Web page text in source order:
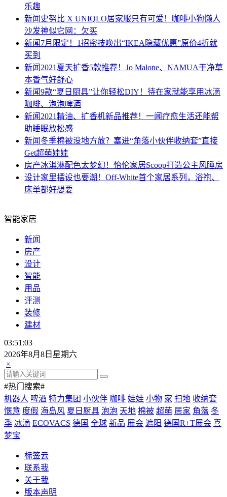
乐趣
新闻 史努比 X UNIQLO居家服只有可爱！咖啡小狗懒人
沙发神似它网：欠买
新闻 7月限定！1招密技唤出“IKEA隐藏优惠”原价4折就
买到
新闻2021夏天扩香5款推荐！Jo Malone、NAMUA干净草
本香气好舒心
新闻9款“夏日厨具”让你轻松DIY！待在家就能享用冰滴
咖啡、泡泡啤酒
新闻2021精油、扩香机新品推荐！一闻疗愈生活还能帮
助睡眠放松感
新闻 冬季棉被没地方放？塞进“角落小伙伴收纳套”直接
Get超萌娃娃
房产冰淇淋配色太梦幻！怡伦家居Scoop打造公主风睡房
设计家里摆设也要潮！Off-White首个家居系列，浴袍、
床单都好想要
智能家居
新闻
房产
设计
智能
用品
评测
装修
建材
03:51:03
2026年8月8日星期六
×
#热门搜索#
机器人 啤酒 特力集团 小伙伴 咖啡 娃娃 小物 家 扫地 收纳套
惬意 度假 海岛风 夏日厨具 泡泡 天地 棉被 超萌 居家 角落 冬
季 冰滴 ECOVACS 德国 全球 新品 展会 遮阳 德国R+T展会 喜
梦宝
标签云
联系我
关于我
版本声明